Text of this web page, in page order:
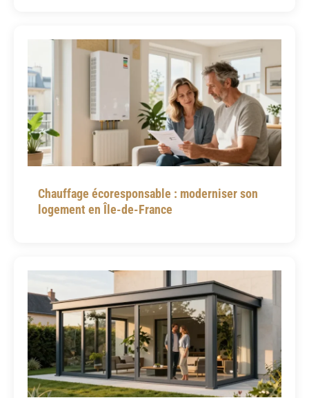
Chauffage écoresponsable : moderniser son
logement en Île-de-France